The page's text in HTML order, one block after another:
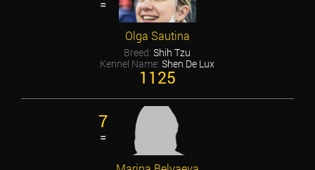
=
Olga Sautina
Breed: Shih Tzu
Kennel Name: Shen De Lux
1125
7
=